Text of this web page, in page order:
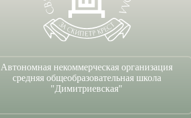
Автономная некоммерческая организация
средняя общеобразовательная школа
"Димитриевская"